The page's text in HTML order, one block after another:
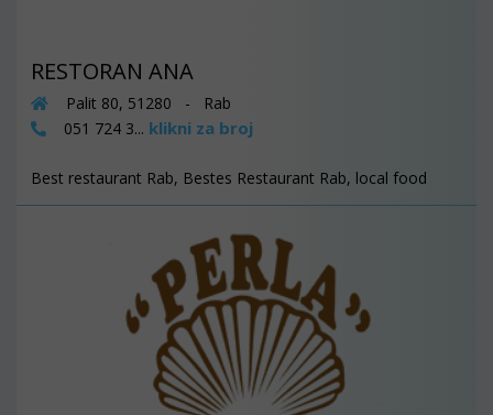
RESTORAN ANA
Palit 80, 51280 - Rab
051 724 3... klikni za broj
Best restaurant Rab, Bestes Restaurant Rab, local food